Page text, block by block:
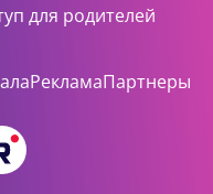
для родителей
РекламаПартнеры